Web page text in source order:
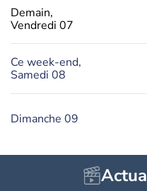
Demain,
Vendredi 07
Ce week-end,
Samedi 08
Dimanche 09